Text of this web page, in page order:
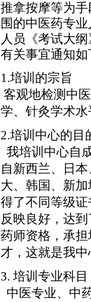
推拿按摩等为
围的中医药专
人员《考试大
有关事宜通知
1.培训的宗旨
客观地检测中
学、针灸学术
2.培训中心的目
我培训中心自
自新西兰、日
大、韩国、新
得了不同等级
反映良好，达
药师资格，承
才，这就是我
3. 培训专业科目
中医专业、中